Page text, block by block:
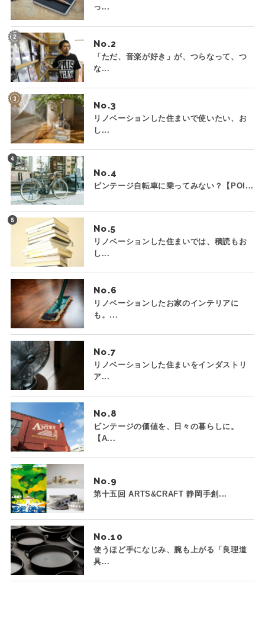
っ...
No.
「ただ、音楽が好き」が、つらなって、つ
な...
No.
リノベーションした住まいで使いたい、お
し...
No.
ビンテージ自転車に乗ってみない？【POI...
No.
リノベーションした住まいでは、積読もお
し...
No.
リノベーションしたお家のインテリアに
も。...
No.
リノベーションした住まいをインダストリ
ア...
No.
ビンテージの価値を、日々の暮らしに。
【A...
No.
第十五回 ARTS&CRAFT 静岡手創...
No.
使うほど手になじみ、腕も上がる「良理道
具...